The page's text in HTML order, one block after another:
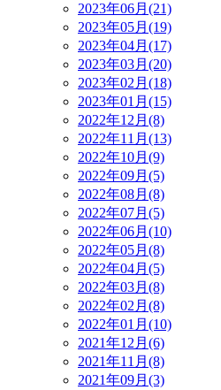
2023年06月(21)
2023年05月(19)
2023年04月(17)
2023年03月(20)
2023年02月(18)
2023年01月(15)
2022年12月(8)
2022年11月(13)
2022年10月(9)
2022年09月(5)
2022年08月(8)
2022年07月(5)
2022年06月(10)
2022年05月(8)
2022年04月(5)
2022年03月(8)
2022年02月(8)
2022年01月(10)
2021年12月(6)
2021年11月(8)
2021年09月(3)